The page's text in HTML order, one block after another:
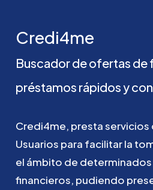
Credi4me
Buscadordeofertas de
préstamos rápidosy
Credi4me, prestaservicios
Usuarios para facilitarla
el ámbito de determinados
financieros, pudiendo